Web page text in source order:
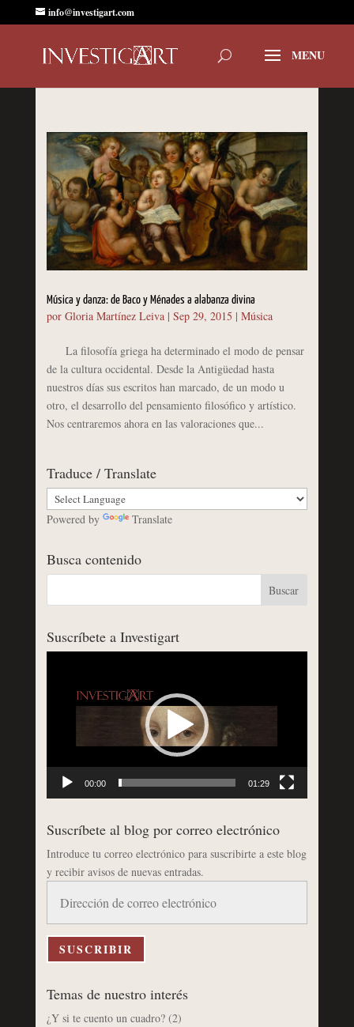
info@investigart.com
Música y danza: de Baco y Ménades a alabanza divina
por Gloria Martínez Leiva| Sep 29, 2015 | Música
La filosofía griega ha determinado el modo de pensar
de la cultura occidental. Desde la Antigüedad hasta
nuestros días sus escritos han marcado, de un modo u
otro, el desarrollo del pensamiento filosófico y artístico.
Nos centraremos ahora en las valoraciones que...
Traduce / Translate
Powered by Translate
Busca contenido
Suscríbete a Investigart
00:00 01:29
Suscríbete al blog por correo electrónico
Introduce tu correo electrónico para suscribirte a este blog
y recibir avisos de nuevas entradas.
correo
electrónico
SUSCRIBIR
Temas de nuestro interés
¿Y si te cuento un cuadro?(2)